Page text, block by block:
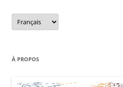
Langue
du
site
À PROPOS